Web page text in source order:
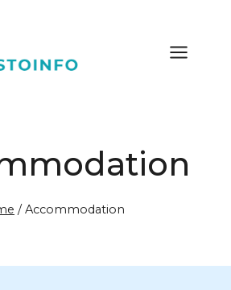
/ Accommodation